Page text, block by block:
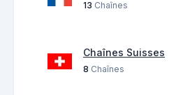
13 Chaînes
Chaînes Suisses
8 Chaînes